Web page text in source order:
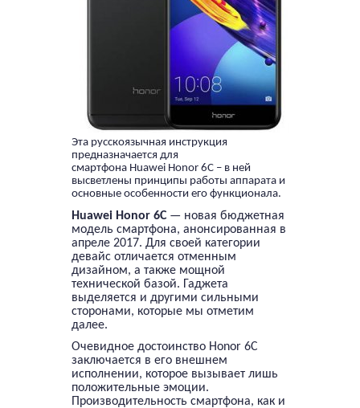
Эта русскоязычная инструкция
предназначается для
смартфона Huawei Honor 6C – в ней
высветлены принципы работы аппарата и
основные особенности его функционала.
Huawei Honor 6C — новая бюджетная
модель смартфона, анонсированная в
апреле 2017. Для своей категории
девайс отличается отменным
дизайном, а также мощной
технической базой. Гаджета
выделяется и другими сильными
сторонами, которые мы отметим
далее.
Очевидное достоинство Honor 6C
заключается в его внешнем
исполнении, которое вызывает лишь
положительные эмоции.
Производительность смартфона, как и